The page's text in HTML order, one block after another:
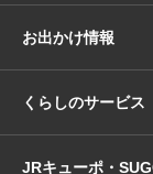
お出かけ情報
くらしのサービス
JRキューポ・